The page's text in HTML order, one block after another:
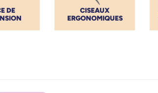
DE
CISEAUX
ERGONOMIQUES